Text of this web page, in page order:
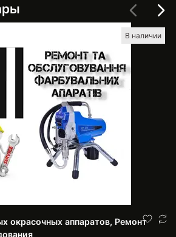
В наличии
окрасочных аппаратов, Ремонт